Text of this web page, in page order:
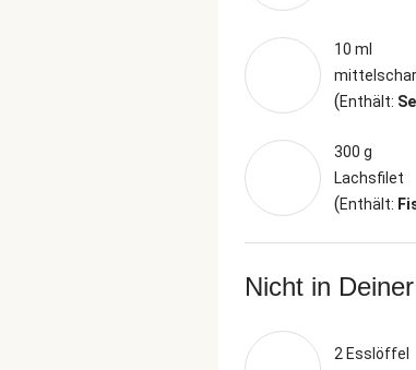
10 ml
(Enthält:
300 g
Lachsfilet
(Enthält:
Nicht in
2 Esslöffel